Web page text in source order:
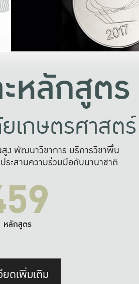
ญหาจุดเล็กๆ
หลักสูตร
เกษตรศาสตร์
ง พัฒนาวิชาการ บริการวิชาพื้น
ระสานความร่วมมือกับนานาชาติ
หลักสูตร
ยดเพิ่มเติม